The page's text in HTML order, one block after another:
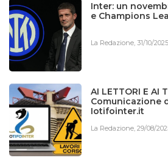
Inter: un
e Champions
La Redazione,31/10/2025
AI LETTORI E AI
Comunicazione
Iotifointer.it
La Redazione,29/08/